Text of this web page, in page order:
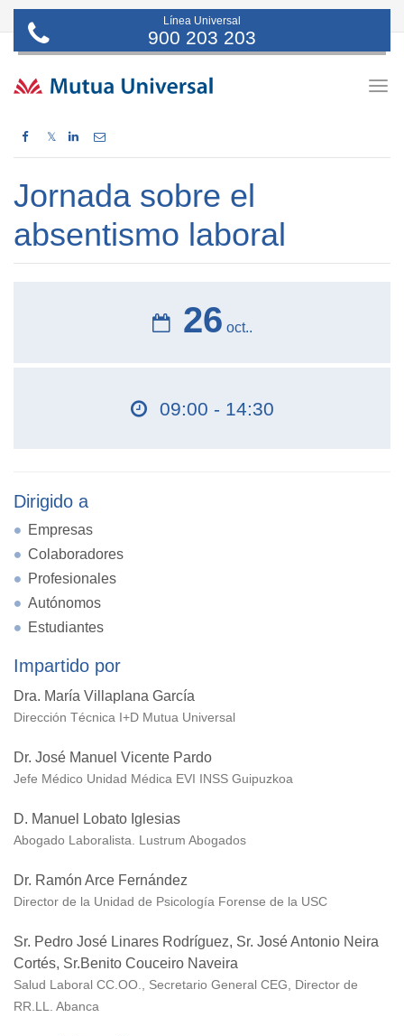
Línea Universal
900 203 203
𝕏
Jornada sobre el
absentismo laboral
26 oct..
09:00 - 14:30
Dirigido a
Empresas
Colaboradores
Profesionales
Autónomos
Estudiantes
Impartido por
Dra. María Villaplana García
Dirección Técnica I+D Mutua Universal
Dr. José Manuel Vicente Pardo
Jefe Médico Unidad Médica EVI INSS Guipuzkoa
D. Manuel Lobato Iglesias
Abogado Laboralista. Lustrum Abogados
Dr. Ramón Arce Fernández
Director de la Unidad de Psicología Forense de la USC
Sr. Pedro José Linares Rodríguez, Sr. José Antonio Neira
Cortés, Sr.Benito Couceiro Naveira
Salud Laboral CC.OO., Secretario General CEG, Director de
RR.LL. Abanca